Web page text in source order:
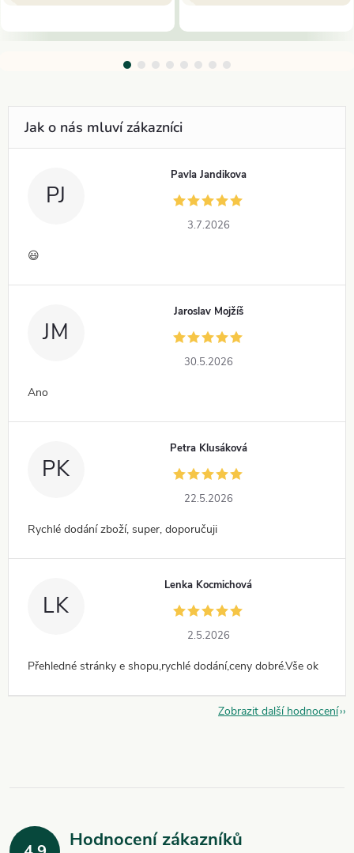
PJ
Pavla Jandikova
3.7.2026
😃
JM
Jaroslav Mojžíš
30.5.2026
Ano
PK
Petra Klusáková
22.5.2026
Rychlé dodání zboží, super, doporučuji
LK
Lenka Kocmichová
2.5.2026
Přehledné stránky e shopu,rychlé dodání,ceny dobré.Vše ok
Zobrazit další hodnocení
Hodnocení zákazníků